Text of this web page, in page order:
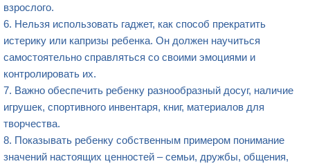
взрослого.
6. Нельзя использовать гаджет, как способ прекратить
истерику или капризы ребенка. Он должен научиться
самостоятельно справляться со своими эмоциями и
контролировать их.
7. Важно обеспечить ребенку разнообразный досуг, наличие
игрушек, спортивного инвентаря, книг, материалов для
творчества.
8. Показывать ребенку собственным примером понимание
значений настоящих ценностей – семьи, дружбы, общения,